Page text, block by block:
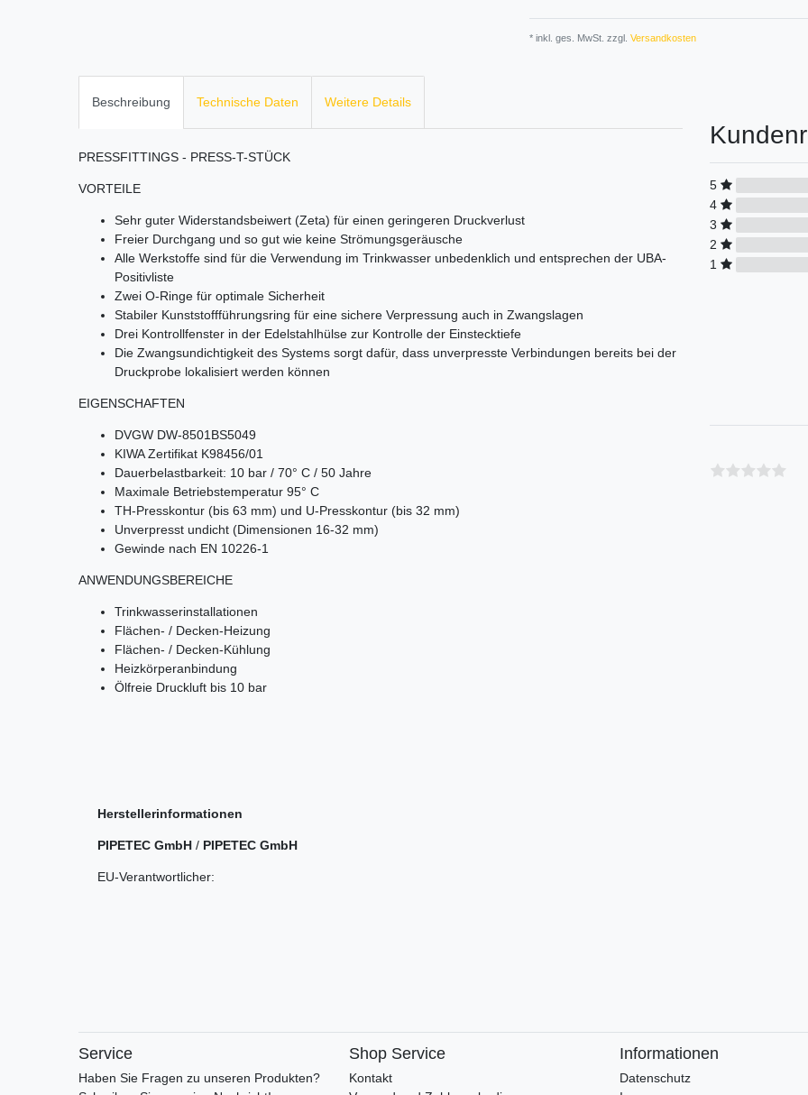
* inkl. ges. MwSt. zzgl. Versandkosten
Beschreibung Technische Daten Weitere Details
PRESSFITTINGS - PRESS-T-STÜCK
VORTEILE
Sehr guter Widerstandsbeiwert (Zeta) für einen geringeren Druckverlust
Freier Durchgang und so gut wie keine Strömungsgeräusche
Alle Werkstoffe sind für die Verwendung im Trinkwasser unbedenklich und entsprechen der UBA-
Positivliste
Zwei O-Ringe für optimale Sicherheit
Stabiler Kunststoffführungsring für eine sichere Verpressung auch in Zwangslagen
Drei Kontrollfenster in der Edelstahlhülse zur Kontrolle der Einstecktiefe
Die Zwangsundichtigkeit des Systems sorgt dafür, dass unverpresste Verbindungen bereits bei der
Druckprobe lokalisiert werden können
EIGENSCHAFTEN
DVGW DW-8501BS5049
KIWA Zertifikat K98456/01
Dauerbelastbarkeit: 10 bar / 70° C / 50 Jahre
Maximale Betriebstemperatur 95° C
TH-Presskontur (bis 63 mm) und U-Presskontur (bis 32 mm)
Unverpresst undicht (Dimensionen 16-32 mm)
Gewinde nach EN 10226-1
ANWENDUNGSBEREICHE
Trinkwasserinstallationen
Flächen- / Decken-Heizung
Flächen- / Decken-Kühlung
Heizkörperanbindung
Ölfreie Druckluft bis 10 bar
Herstellerinformationen
PIPETEC GmbH / PIPETEC GmbH
EU-Verantwortlicher:
5
4
3
2
1
Service
Haben Sie Fragen zu unseren Produkten?
Shop Service
Kontakt
Informationen
Datenschutz